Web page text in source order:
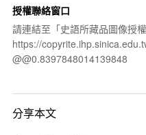
授權聯絡窗口
請連結至「史語所藏品圖像授
https://
@@0.8397848014139848
分享本文